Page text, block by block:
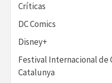
Críticas
DC Comics
Disney+
Festival Internacional de
Catalunya